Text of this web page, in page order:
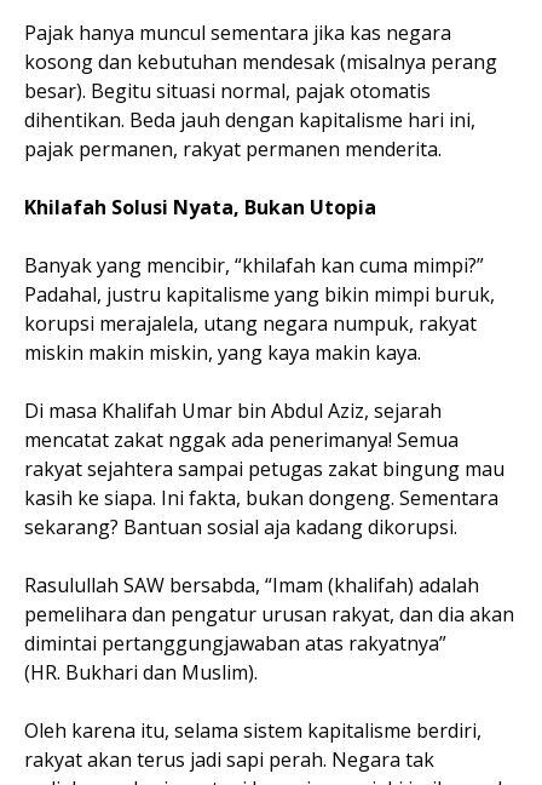
Pajak hanya muncul sementara jika kas negara
kosong dan kebutuhan mendesak (misalnya perang
besar). Begitu situasi normal, pajak otomatis
dihentikan. Beda jauh dengan kapitalisme hari ini,
pajak permanen, rakyat permanen menderita.
Khilafah Solusi Nyata, Bukan Utopia
Banyak yang mencibir, “khilafah kan cuma mimpi?”
Padahal, justru kapitalisme yang bikin mimpi buruk,
korupsi merajalela, utang negara numpuk, rakyat
miskin makin miskin, yang kaya makin kaya.
Di masa Khalifah Umar bin Abdul Aziz, sejarah
mencatat zakat nggak ada penerimanya! Semua
rakyat sejahtera sampai petugas zakat bingung mau
kasih ke siapa. Ini fakta, bukan dongeng. Sementara
sekarang? Bantuan sosial aja kadang dikorupsi.
Rasulullah SAW bersabda, “Imam (khalifah) adalah
pemelihara dan pengatur urusan rakyat, dan dia akan
dimintai pertanggungjawaban atas rakyatnya”
(HR. Bukhari dan Muslim).
Oleh karena itu, selama sistem kapitalisme berdiri,
rakyat akan terus jadi sapi perah. Negara tak